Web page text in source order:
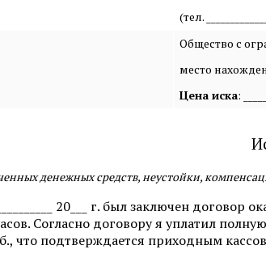
(тел.
Общество с
место
Цена иска:
денежных средств, неустойки,
20___ г. был заключен
Согласно договору я уплатил
руб., что подтверждается приходным